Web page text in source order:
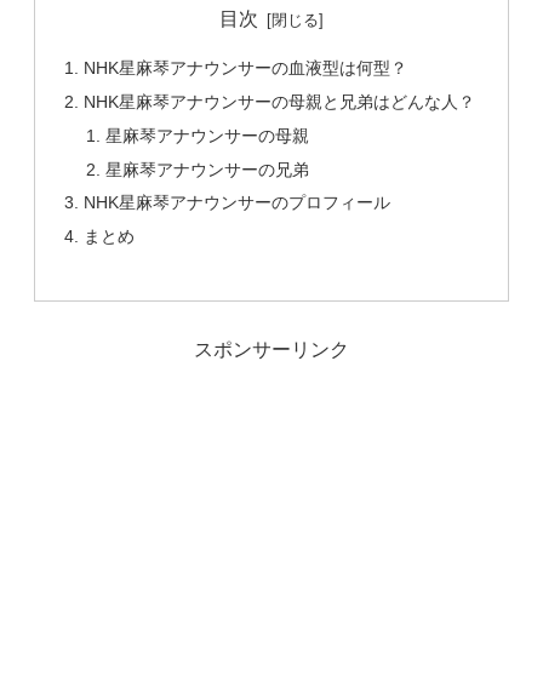
目次
NHK星麻琴アナウンサーの血液型は何型？
NHK星麻琴アナウンサーの母親と兄弟はどんな人？
星麻琴アナウンサーの母親
星麻琴アナウンサーの兄弟
NHK星麻琴アナウンサーのプロフィール
まとめ
スポンサーリンク